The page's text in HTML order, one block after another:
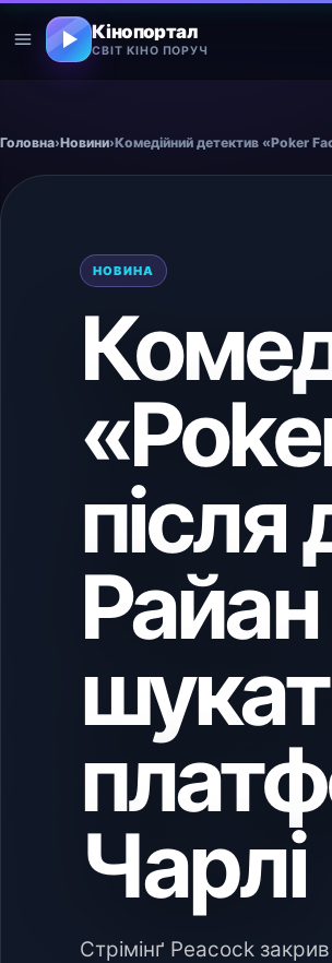
Кінопортал
СВІТ КІНО ПОРУЧ
Головна›Новини›
НОВИНА
Чарлі
Стрімінґ Peacock